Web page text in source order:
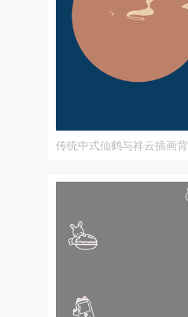
传统中式仙鹤与祥云插画